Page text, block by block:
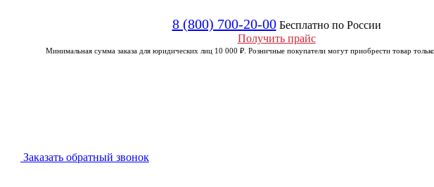
8 (800) 700-20-00 Бесплатно по России
Получить прайс
Минимальная сумма заказа для юридических лиц 10 000 ₽. Розничные покупатели могут приобрести товар
Заказать обратный звонок